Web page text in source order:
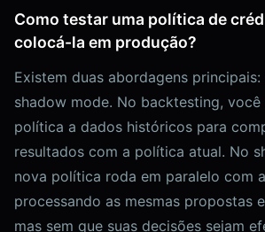
Como testar uma política de
colocá-la em produção?
Existem duas abordagens
shadow mode. No backtesting, você
política a dados históricos para
resultados com a política atual. No
nova política roda em paralelo com
processando as mesmas propostas
mas sem que suas decisões sejam